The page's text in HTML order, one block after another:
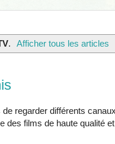
. Afficher tous les articles
regarder différents
des films de haute qualité